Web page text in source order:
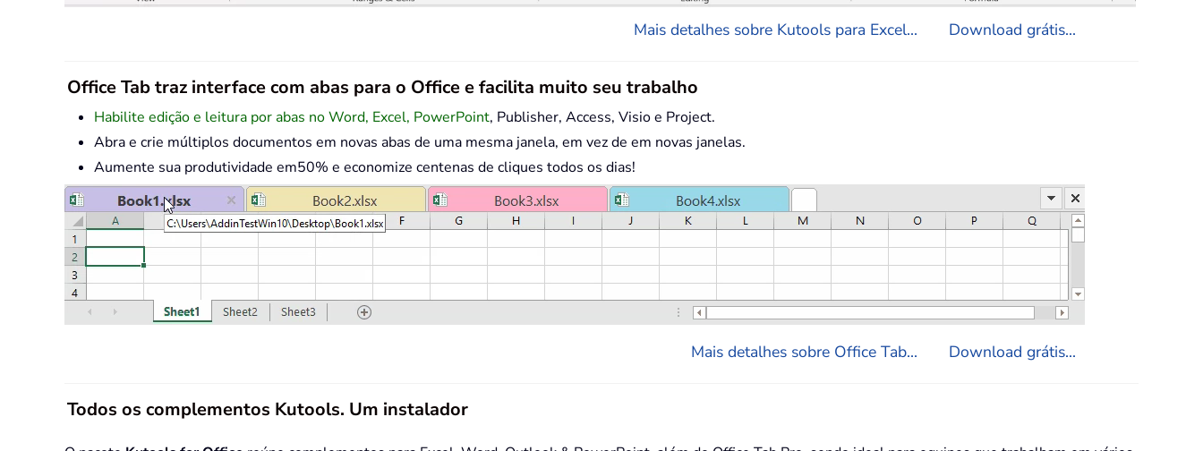
Mais detalhes sobre Kutools para Excel... Download grátis...
Office Tab traz interface com abas para o Office e facilita muito seu trabalho
Habilite edição e leitura por abas no Word, Excel, PowerPoint, Publisher, Access, Visio e Project.
Abra e crie múltiplos documentos em novas abas de uma mesma janela, em vez de em novas janelas.
Aumente sua produtividade em50% e economize centenas de cliques todos os dias!
Mais detalhes sobre Office Tab... Download grátis...
Todos os complementos Kutools. Um instalador